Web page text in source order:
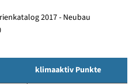
2017 - Neubau
klimaaktiv Punkte